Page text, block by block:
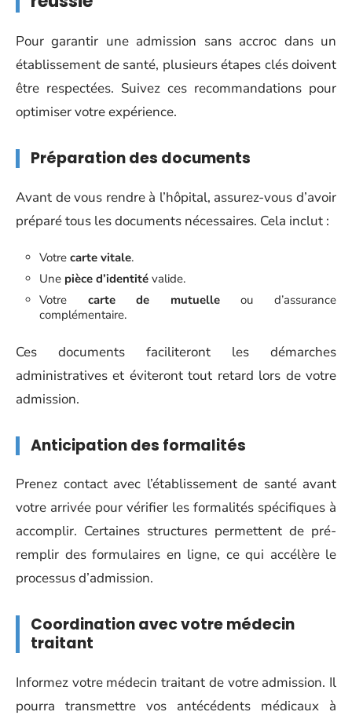
Pour garantir une admission sans accroc dans un
établissement de santé, plusieurs étapes clés doivent
être respectées. Suivez ces recommandations pour
optimiser votre expérience.
Préparation des documents
Avant de vous rendre à l’hôpital, assurez-vous d’avoir
préparé tous les documents nécessaires. Cela inclut :
Votre carte vitale.
Une pièce d’identité valide.
Votre carte de mutuelleou d’assurance
complémentaire.
Ces documents faciliteront les démarches
administratives et éviteront tout retard lors de votre
admission.
Anticipation des formalités
Prenez contact avec l’établissement de santé avant
votre arrivée pour vérifier les formalités spécifiques à
accomplir. Certaines structures permettent de pré-
remplir des formulaires en ligne, ce qui accélère le
processus d’admission.
Coordination avec votre médecin
traitant
Informez votre médecin traitant de votre admission. Il
pourra transmettre vos antécédents médicaux à